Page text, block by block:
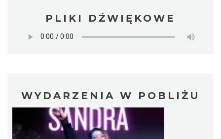
PLIKI DŹWIĘKOWE
WYDARZENIA W POBLIŻU